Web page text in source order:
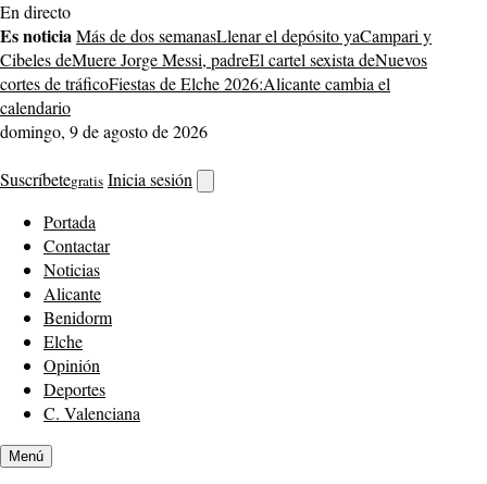
Saltar
al
contenido
En directo
Es noticiaMás de dos semanasLlenar el depósito yaCampari y
Cibeles deMuere Jorge Messi, padreEl cartel sexista deNuevos
cortes de tráficoFiestas de Elche 2026:Alicante cambia el
calendario
domingo, 9 de agosto de 2026
Suscríbetegratis Inicia sesión
buscador
Portada
Contactar
Noticias
Alicante
Benidorm
Elche
Opinión
Deportes
C. Valenciana
Menú